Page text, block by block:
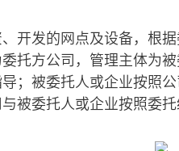
开发的网点及设备，根
托方公司，管理主体为
；被委托人或企业按照
被委托人或企业按照委